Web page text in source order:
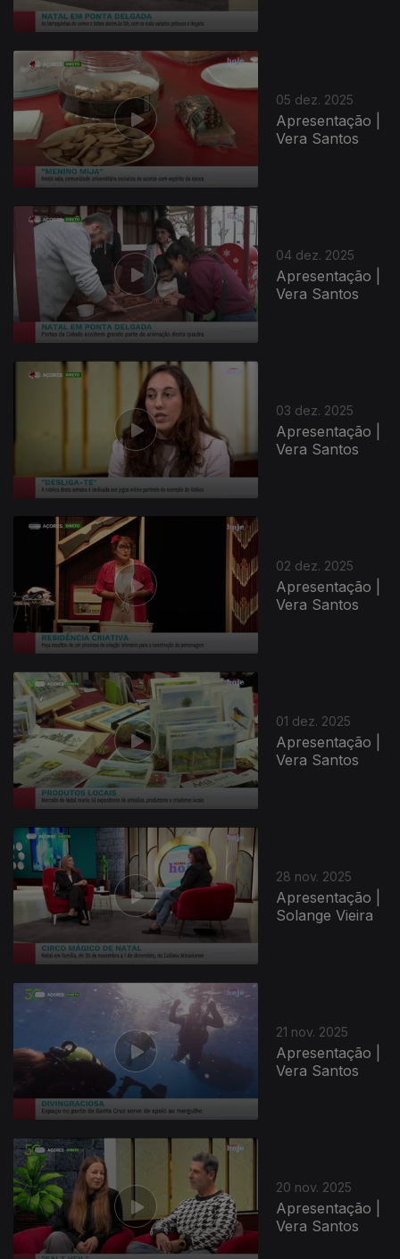
05 dez. 2025
Apresentação |
Vera Santos
04 dez. 2025
Apresentação |
Vera Santos
03 dez. 2025
Apresentação |
Vera Santos
02 dez. 2025
Apresentação |
Vera Santos
01 dez. 2025
Apresentação |
Vera Santos
28 nov. 2025
Apresentação |
Solange Vieira
21 nov. 2025
Apresentação |
Vera Santos
891605
20 nov. 2025
Apresentação |
Vera Santos